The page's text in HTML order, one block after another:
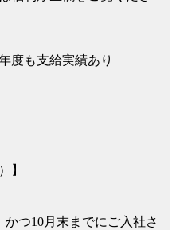
度も支給実績あり
】
つ10月末までにご入社さ